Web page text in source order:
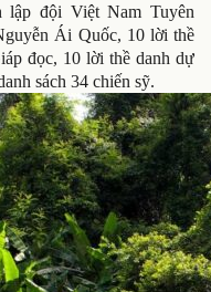
lập đội Việt Nam Tuyên
Ái Quốc, 10 lời thề
đọc, 10 lời thề danh dự
sách 34 chiến sỹ.